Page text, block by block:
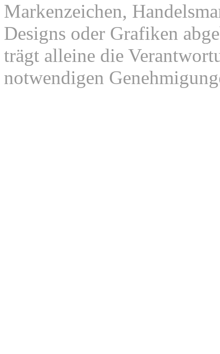
Markenzeichen,
Designs oder Grafiken
trägt alleine die
notwendigen